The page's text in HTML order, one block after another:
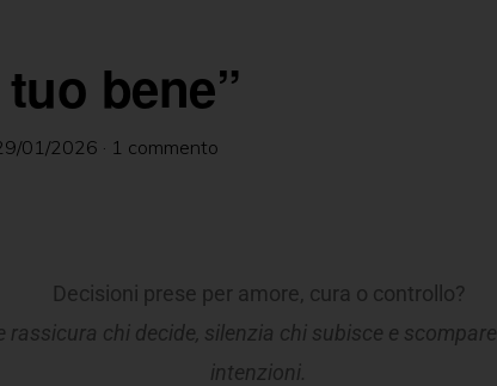
bene”
01/2026 · 1 commento
Decisioni prese per amore, cura o controllo?
rassicura chi decide, silenzia chi subisce e scompare
intenzioni.